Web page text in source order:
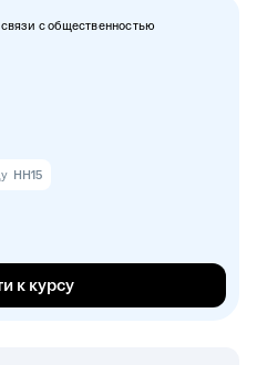
с общественностью
HH15
к курсу